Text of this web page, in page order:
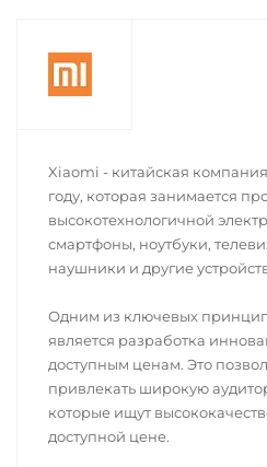
Xiaomi - китайская
году, которая занимается
высокотехнологичной
смартфоны, ноутбуки,
наушники и другие
Одним из ключевых
является разработка
доступным ценам. Это
привлекать широкую
которые ищут
доступной цене.